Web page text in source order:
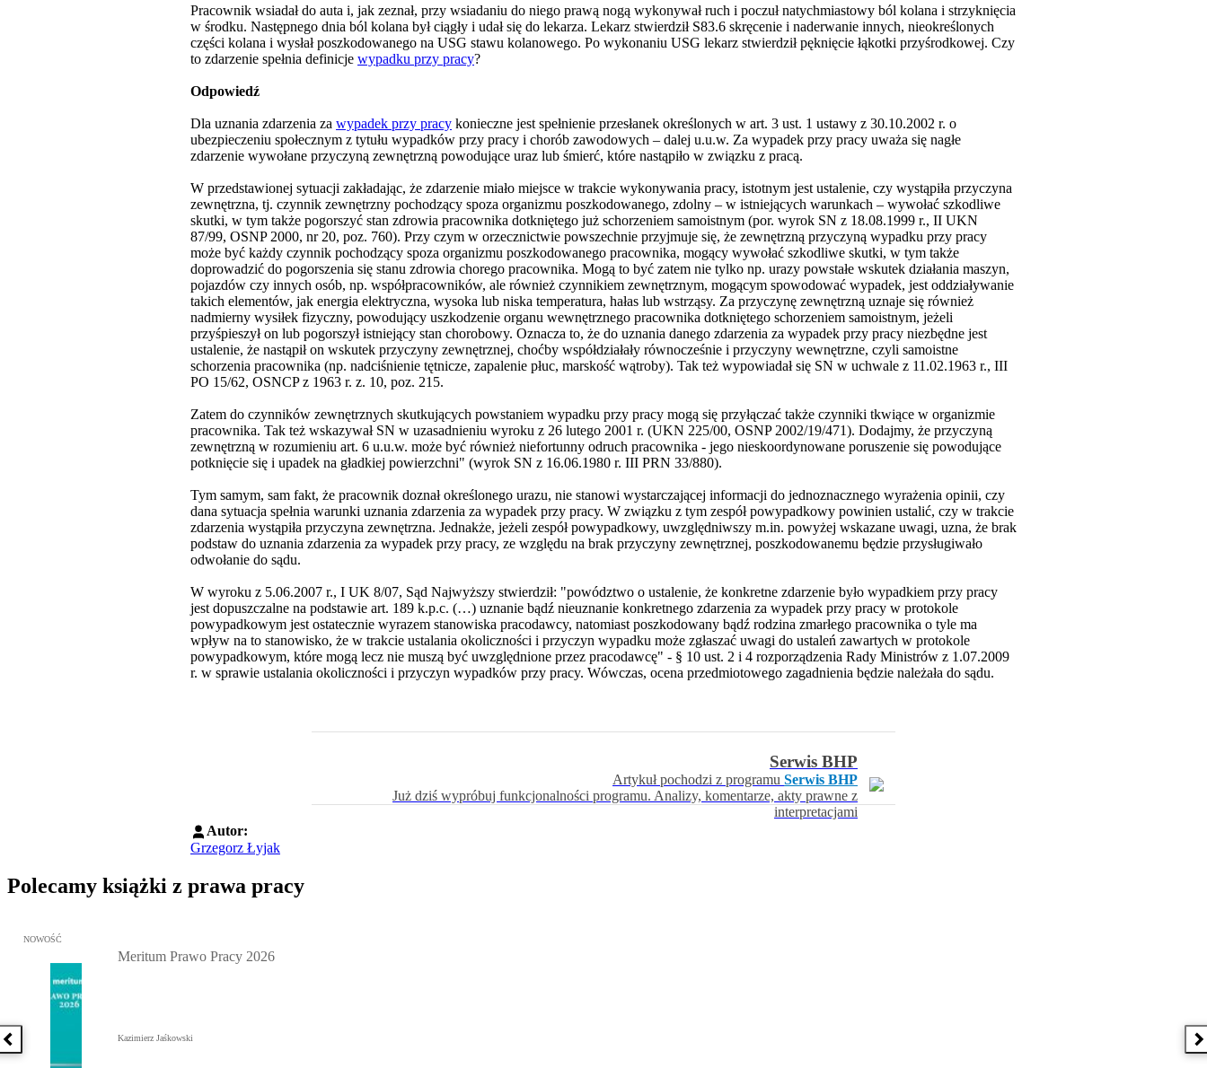
Pracownik wsiadał do auta i, jak zeznał, przy wsiadaniu do niego prawą nogą wykonywał ruch i poczuł natychmiastowy ból kolana i strzyknięcia
w środku. Następnego dnia ból kolana był ciągły i udał się do lekarza. Lekarz stwierdził S83.6 skręcenie i naderwanie innych, nieokreślonych
części kolana i wysłał poszkodowanego na USG stawu kolanowego. Po wykonaniu USG lekarz stwierdził pęknięcie łąkotki przyśrodkowej. Czy
to zdarzenie spełnia definicje wypadku przy pracy?
Odpowiedź
Dla uznania zdarzenia za wypadek przy pracy konieczne jest spełnienie przesłanek określonych w art. 3 ust. 1 ustawy z 30.10.2002 r. o
ubezpieczeniu społecznym z tytułu wypadków przy pracy i chorób zawodowych – dalej u.u.w. Za wypadek przy pracy uważa się nagłe
zdarzenie wywołane przyczyną zewnętrzną powodujące uraz lub śmierć, które nastąpiło w związku z pracą.
W przedstawionej sytuacji zakładając, że zdarzenie miało miejsce w trakcie wykonywania pracy, istotnym jest ustalenie, czy wystąpiła przyczyna
zewnętrzna, tj. czynnik zewnętrzny pochodzący spoza organizmu poszkodowanego, zdolny – w istniejących warunkach – wywołać szkodliwe
skutki, w tym także pogorszyć stan zdrowia pracownika dotkniętego już schorzeniem samoistnym (por. wyrok SN z 18.08.1999 r., II UKN
87/99, OSNP 2000, nr 20, poz. 760). Przy czym w orzecznictwie powszechnie przyjmuje się, że zewnętrzną przyczyną wypadku przy pracy
może być każdy czynnik pochodzący spoza organizmu poszkodowanego pracownika, mogący wywołać szkodliwe skutki, w tym także
doprowadzić do pogorszenia się stanu zdrowia chorego pracownika. Mogą to być zatem nie tylko np. urazy powstałe wskutek działania maszyn,
pojazdów czy innych osób, np. współpracowników, ale również czynnikiem zewnętrznym, mogącym spowodować wypadek, jest oddziaływanie
takich elementów, jak energia elektryczna, wysoka lub niska temperatura, hałas lub wstrząsy. Za przyczynę zewnętrzną uznaje się również
nadmierny wysiłek fizyczny, powodujący uszkodzenie organu wewnętrznego pracownika dotkniętego schorzeniem samoistnym, jeżeli
przyśpieszył on lub pogorszył istniejący stan chorobowy. Oznacza to, że do uznania danego zdarzenia za wypadek przy pracy niezbędne jest
ustalenie, że nastąpił on wskutek przyczyny zewnętrznej, choćby współdziałały równocześnie i przyczyny wewnętrzne, czyli samoistne
schorzenia pracownika (np. nadciśnienie tętnicze, zapalenie płuc, marskość wątroby). Tak też wypowiadał się SN w uchwale z 11.02.1963 r., III
PO 15/62, OSNCP z 1963 r. z. 10, poz. 215.
Zatem do czynników zewnętrznych skutkujących powstaniem wypadku przy pracy mogą się przyłączać także czynniki tkwiące w organizmie
pracownika. Tak też wskazywał SN w uzasadnieniu wyroku z 26 lutego 2001 r. (UKN 225/00, OSNP 2002/19/471). Dodajmy, że przyczyną
zewnętrzną w rozumieniu art. 6 u.u.w. może być również niefortunny odruch pracownika - jego nieskoordynowane poruszenie się powodujące
potknięcie się i upadek na gładkiej powierzchni" (wyrok SN z 16.06.1980 r. III PRN 33/880).
Tym samym, sam fakt, że pracownik doznał określonego urazu, nie stanowi wystarczającej informacji do jednoznacznego wyrażenia opinii, czy
dana sytuacja spełnia warunki uznania zdarzenia za wypadek przy pracy. W związku z tym zespół powypadkowy powinien ustalić, czy w trakcie
zdarzenia wystąpiła przyczyna zewnętrzna. Jednakże, jeżeli zespół powypadkowy, uwzględniwszy m.in. powyżej wskazane uwagi, uzna, że brak
podstaw do uznania zdarzenia za wypadek przy pracy, ze względu na brak przyczyny zewnętrznej, poszkodowanemu będzie przysługiwało
odwołanie do sądu.
W wyroku z 5.06.2007 r., I UK 8/07, Sąd Najwyższy stwierdził: "powództwo o ustalenie, że konkretne zdarzenie było wypadkiem przy pracy
jest dopuszczalne na podstawie art. 189 k.p.c. (…) uznanie bądź nieuznanie konkretnego zdarzenia za wypadek przy pracy w protokole
powypadkowym jest ostatecznie wyrazem stanowiska pracodawcy, natomiast poszkodowany bądź rodzina zmarłego pracownika o tyle ma
wpływ na to stanowisko, że w trakcie ustalania okoliczności i przyczyn wypadku może zgłaszać uwagi do ustaleń zawartych w protokole
powypadkowym, które mogą lecz nie muszą być uwzględnione przez pracodawcę" - § 10 ust. 2 i 4 rozporządzenia Rady Ministrów z 1.07.2009
r. w sprawie ustalania okoliczności i przyczyn wypadków przy pracy. Wówczas, ocena przedmiotowego zagadnienia będzie należała do sądu.
Serwis BHP
Artykuł pochodzi z programu Serwis BHP
Już dziś wypróbuj funkcjonalności programu. Analizy, komentarze, akty prawne z
interpretacjami
Autor:
Grzegorz Łyjak
Polecamy książki z prawa pracy
Poprzednia książka
Przejdź do: Meritum Prawo Pracy 2026, Kazimierz Jaśkowski - otwiera się w nowym oknie
NOWOŚĆ
Meritum Prawo Pracy 2026
Kazimierz Jaśkowski